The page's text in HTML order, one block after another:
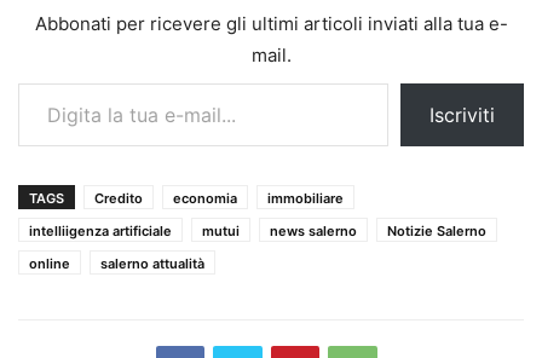
Abbonati per ricevere gli ultimi articoli inviati alla tua e-
mail.
Digita la tua e-mail...
Iscriviti
TAGS Credito economia
immobiliare
intelliigenza artificiale
mutui news salerno
Notizie Salerno
online
salerno attualità